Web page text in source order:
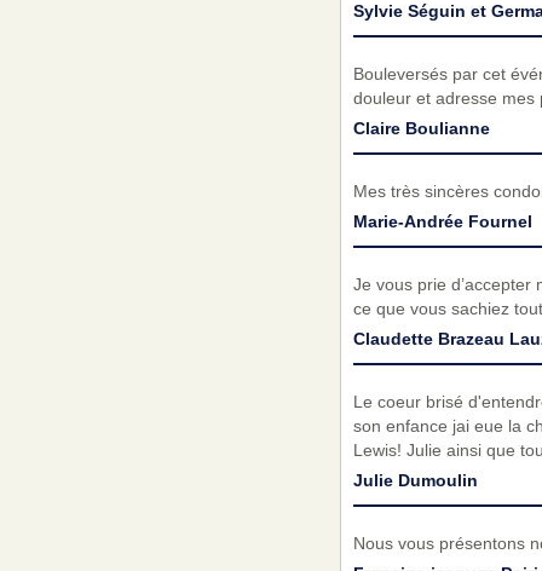
Sylvie Séguin et
Bouleversés par cet
douleur et adresse mes
Claire Boulianne
Mes très sincères
Marie-Andrée Fournel
Je vous prie
ce que vous sachiez
Claudette Brazeau
Le coeur brisé
son enfance jai eue la
Lewis! Julie ainsi que
Julie Dumoulin
Nous vous présentons